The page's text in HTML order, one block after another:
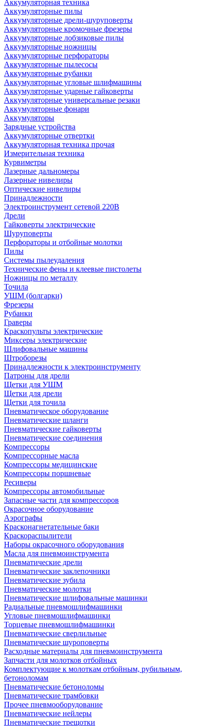
Аккумуляторная техника
Аккумуляторные пилы
Аккумуляторные дрели-шуруповерты
Аккумуляторные кромочные фрезеры
Аккумуляторные лобзиковые пилы
Аккумуляторные ножницы
Аккумуляторные перфораторы
Аккумуляторные пылесосы
Аккумуляторные рубанки
Аккумуляторные угловые шлифмашины
Аккумуляторные ударные гайковерты
Аккумуляторные универсальные резаки
Аккумуляторные фонари
Аккумуляторы
Зарядные устройства
Аккумуляторные отвертки
Аккумуляторная техника прочая
Измерительная техника
Курвиметры
Лазерные дальномеры
Лазерные нивелиры
Оптические нивелиры
Принадлежности
Электроинструмент сетевой 220В
Дрели
Гайковерты электрические
Шуруповерты
Перфораторы и отбойные молотки
Пилы
Системы пылеудаления
Технические фены и клеевые пистолеты
Ножницы по металлу
Точила
УШМ (болгарки)
Фрезеры
Рубанки
Граверы
Краскопульты электрические
Миксеры электрические
Шлифовальные машины
Штроборезы
Принадлежности к электроинструменту
Патроны для дрели
Щетки для УШМ
Щетки для дрели
Щетки для точила
Пневматическое оборудование
Пневматические шланги
Пневматические гайковерты
Пневматические соединения
Компрессоры
Компрессорные масла
Компрессоры медицинские
Компрессоры поршневые
Ресиверы
Компрессоры автомобильные
Запасные части для компрессоров
Окрасочное оборудование
Аэрографы
Красконагнетательные баки
Краскораспылители
Наборы окрасочного оборудования
Масла для пневмоинструмента
Пневматические дрели
Пневматические заклепочники
Пневматические зубила
Пневматические молотки
Пневматические шлифовальные машинки
Радиальные пневмошлифмашинки
Угловые пневмошлифмашинки
Торцевые пневмошлифмашинки
Пневматические сверлильные
Пневматические шуроповерты
Расходные материалы для пневмоинструмента
Запчасти для молотков отбойных
Комплектующие к молоткам отбойным, рубильным,
бетоноломам
Пневматические бетоноломы
Пневматические трамбовки
Прочее пневмооборудование
Пневматические нейлеры
Пневматические трещотки